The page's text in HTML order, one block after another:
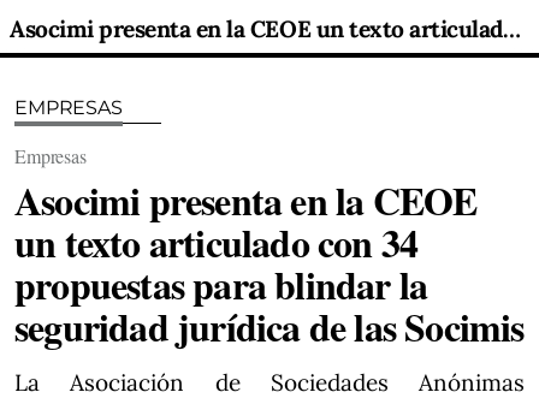
Asocimi presenta en la CEOE un texto articulado con 34 propuestas para blindar la seguridad jurídica de las Socimis
EMPRESAS
Empresas
Asocimi presenta en la CEOE
un texto articulado con 34
propuestas para blindar la
seguridad jurídica de las Socimis
La Asociación de Sociedades Anónimas